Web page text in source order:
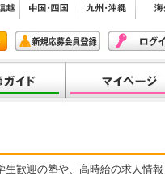
歓迎の塾や、高時給の求人情報